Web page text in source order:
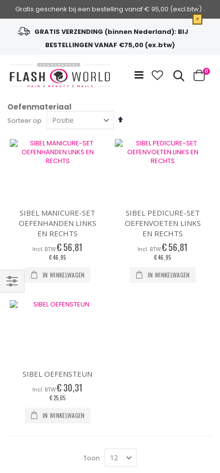
Gratis geschenk bij een bestelling vanaf € 95,00 (excl.btw) .
×
GRATIS VERZENDING (binnen Nederland): BIJ
BESTELLINGEN VANAF €75,00 (ex.btw)
de
inhoud
Zoek
Cart
0
Oefenmateriaal
Sorteer op
Van
laag
sorteren
SIBEL MANICURE-SET
OEFENHANDEN LINKS
EN RECHTS
€ 56,81
€ 46,95
IN WINKELWAGEN
SIBEL PEDICURE-SET
OEFENVOETEN LINKS
EN RECHTS
€ 56,81
€ 46,95
IN WINKELWAGEN
SIBEL OEFENSTEUN
€ 30,31
€ 25,05
IN WINKELWAGEN
Toon
Filteren